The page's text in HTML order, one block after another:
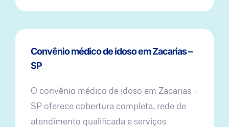
Convênio médico de idoso em Zacarias –
SP
O convênio médico de idoso em Zacarias –
SP oferece cobertura completa, rede de
atendimento qualificada e serviços